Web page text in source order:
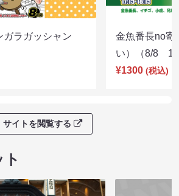
ガラガッシャン
金魚番長no寄
い）（8/8
¥1300 (税込)
サイトを閲覧する